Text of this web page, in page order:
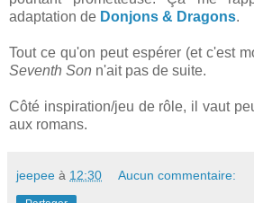
adaptation de Donjons & Dragons.
Tout ce qu'on peut espérer (et c'est
Seventh Son n'ait pas de suite.
Côté inspiration/jeu de rôle, il vaut
aux romans.
jeepee à 12:30 Aucun commentaire: